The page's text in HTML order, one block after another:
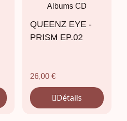
Albums CD
QUEENZ EYE -
PRISM EP.02
26,00 €
Détails